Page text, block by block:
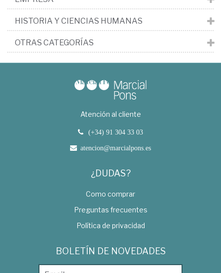
HISTORIA Y CIENCIAS HUMANAS
OTRAS CATEGORÍAS
Atención al cliente
(+34) 91 304 33 03
atencion@marcialpons.es
¿DUDAS?
Como comprar
Preguntas frecuentes
Política de privacidad
BOLETÍN DE NOVEDADES